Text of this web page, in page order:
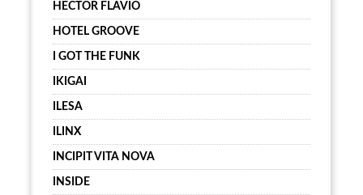
HÉCTOR FLAVIO
HOTEL GROOVE
I GOT THE FUNK
IKIGAI
ILESA
ILINX
INCIPIT VITA NOVA
INSIDE